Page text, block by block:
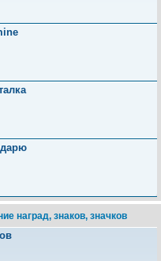
наград, знаков, значков